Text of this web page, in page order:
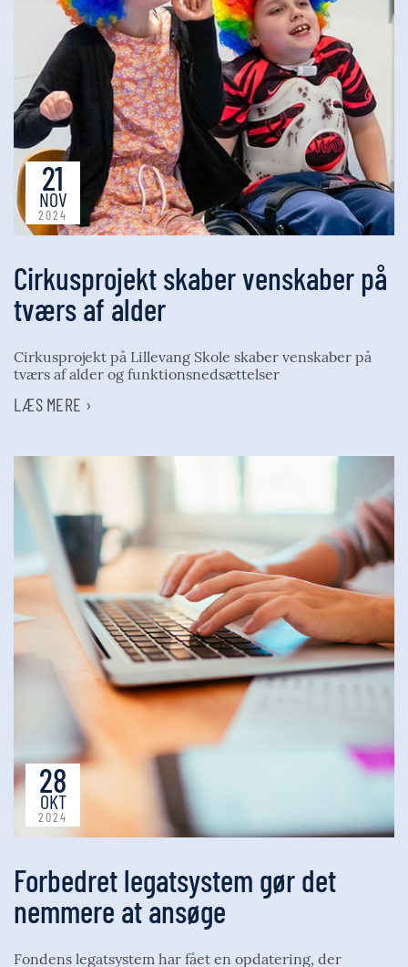
21
NOV
2024
Cirkusprojekt skaber venskaber på
tværs af alder
Cirkusprojekt på Lillevang Skole skaber venskaber på
tværs af alder og funktionsnedsættelser
LÆS MERE ›
28
OKT
2024
Forbedret legatsystem gør det
nemmere at ansøge
Fondens legatsystem har fået en opdatering, der